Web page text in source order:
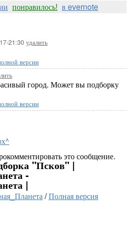
понравилось! в evernote
21:30 удалить
версии
город. Может вы подборку
версии
это сообщение.
"Псков" |
-
|
/Полная версия